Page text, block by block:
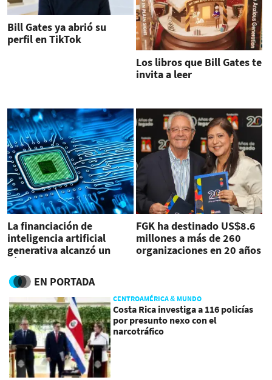
Bill Gates ya abrió su
perfil en TikTok
Los libros que Bill Gates te
invita a leer
La financiación de
inteligencia artificial
generativa alcanzó un
récord en 2024
FGK ha destinado US$8.6
millones a más de 260
organizaciones en 20 años
EN PORTADA
CENTROAMÉRICA & MUNDO
Costa Rica investiga a 116 policías
por presunto nexo con el
narcotráfico